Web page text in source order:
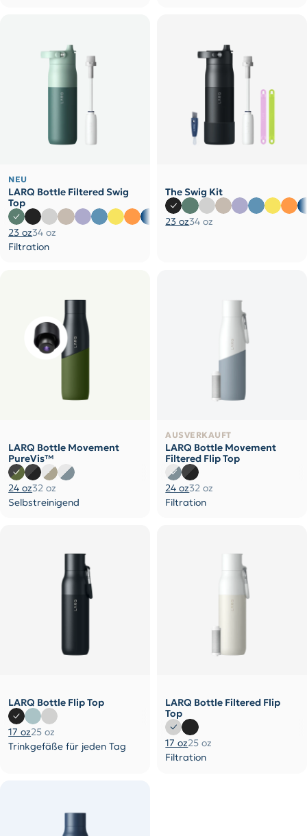
NEU
LARQ Bottle Filtered Swig
Top
23 oz34 oz
Filtration
The Swig Kit
23 oz34 oz
LARQ Bottle Movement
PureVis™
24 oz32 oz
Selbstreinigend
AUSVERKAUFT
LARQ Bottle Movement
Filtered Flip Top
24 oz32 oz
Filtration
LARQ Bottle Flip Top
17 oz25 oz
Trinkgefäße für jeden Tag
LARQ Bottle Filtered Flip
Top
17 oz25 oz
Filtration